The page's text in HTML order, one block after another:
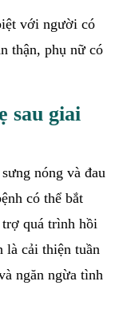
với người có
thận, phụ nữ có
sau giai
nóng và đau
có thể bắt
trợ quá trình hồi
là cải thiện tuần
ngăn ngừa tình